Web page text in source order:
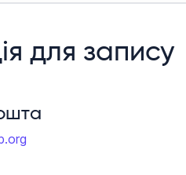
для запису